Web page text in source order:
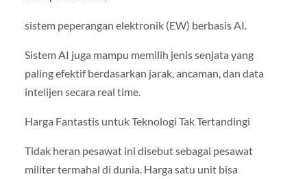
sistem peperangan elektronik (EW) berbasis AI.
Sistem AI juga mampu memilih jenis senjata yang
paling efektif berdasarkan jarak, ancaman, dan data
intelijen secara real time.
Harga Fantastis untuk Teknologi Tak Tertandingi
Tidak heran pesawat ini disebut sebagai pesawat
militer termahal di dunia. Harga satu unit bisa